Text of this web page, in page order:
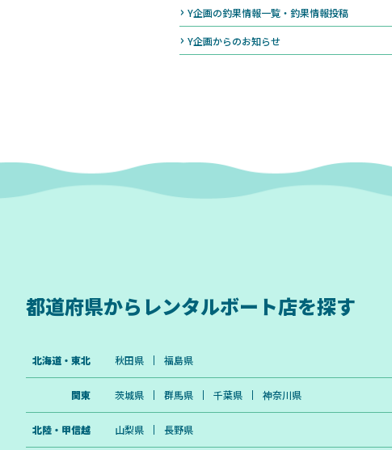
Y企画の釣果情報一覧・釣果情報投稿
Y企画からのお知らせ
都道府県から レンタルボート店を探す
北海道・東北 秋田県 福島県
関東 茨城県 群馬県 千葉県 神奈川県
北陸・甲信越 山梨県 長野県